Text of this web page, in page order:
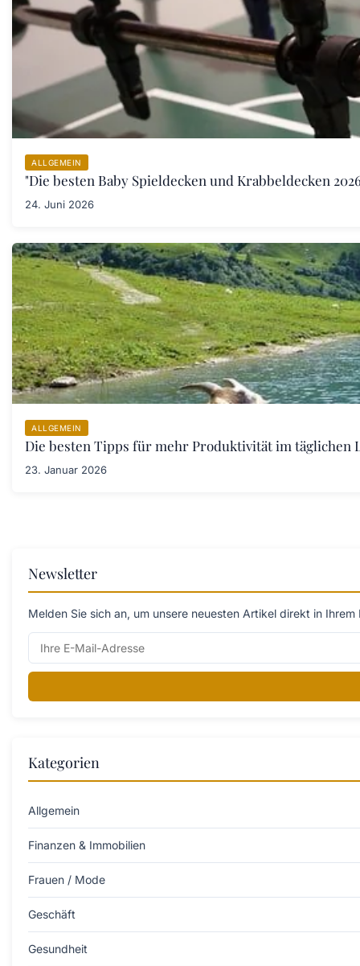
ALLGEMEIN
"Die besten Baby Spieldecken und Krabbeldecken
24. Juni 2026
ALLGEMEIN
Die besten Tipps für mehr Produktivität im täglichen
23. Januar 2026
Newsletter
Melden Sie sich an, um unsere neuesten Artikel direkt in
Kategorien
Allgemein
Finanzen & Immobilien
Frauen / Mode
Geschäft
Gesundheit